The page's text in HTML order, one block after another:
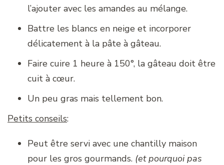
l’ajouter avec les amandes au mélange.
Battre les blancs en neige et incorporer
délicatement à la pâte à gâteau.
Faire cuire 1 heure à 150°, la gâteau doit être
cuit à cœur.
Un peu gras mais tellement bon.
Petits conseils:
Peut être servi avec une chantilly maison
pour les gros gourmands. (et pourquoi pas